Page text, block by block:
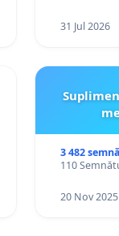
31 Jul 2026
3 482
110
20 Nov 2025